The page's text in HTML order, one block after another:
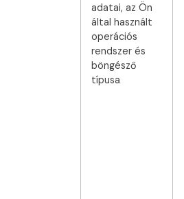
adatai, az Ön
által használt
operációs
rendszer és
böngésző
típusa